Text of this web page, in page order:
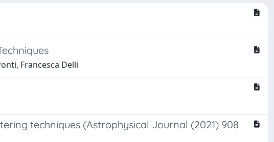
Francesca Delli
techniques (Astrophysical Journal (2021) 908